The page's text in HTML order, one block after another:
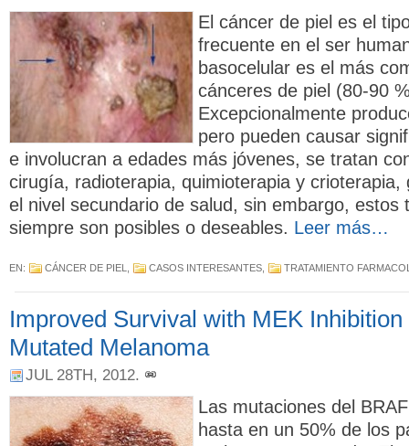
El cáncer de piel es el
frecuente en el ser
basocelular es el más
cánceres de piel (80-90
Excepcionalmente
pero pueden causar
e involucran a edades más jóvenes, se tratan
cirugía, radioterapia, quimioterapia y crioterapia,
el nivel secundario de salud, sin embargo, estos
siempre son posibles o deseables. Leer más…
EN: CÁNCER DE PIEL CASOS INTERESANTES TRATAMIENTO
Improved Survival with MEK
Mutated Melanoma
JUL 28TH, 2012.
Las mutaciones del
hasta en un 50% de los